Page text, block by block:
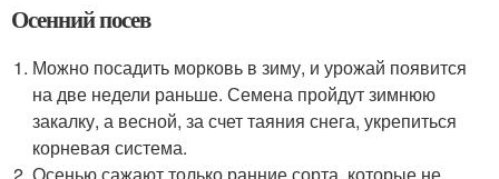
Осенний посев
Можно посадить морковь в зиму, и урожай появится
на две недели раньше. Семена пройдут зимнюю
закалку, а весной, за счет таяния снега, укрепиться
корневая система.